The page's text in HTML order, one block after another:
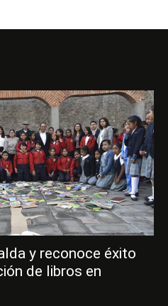
y reconoce éxito
de libros en